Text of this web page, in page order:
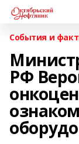
События и
РФ